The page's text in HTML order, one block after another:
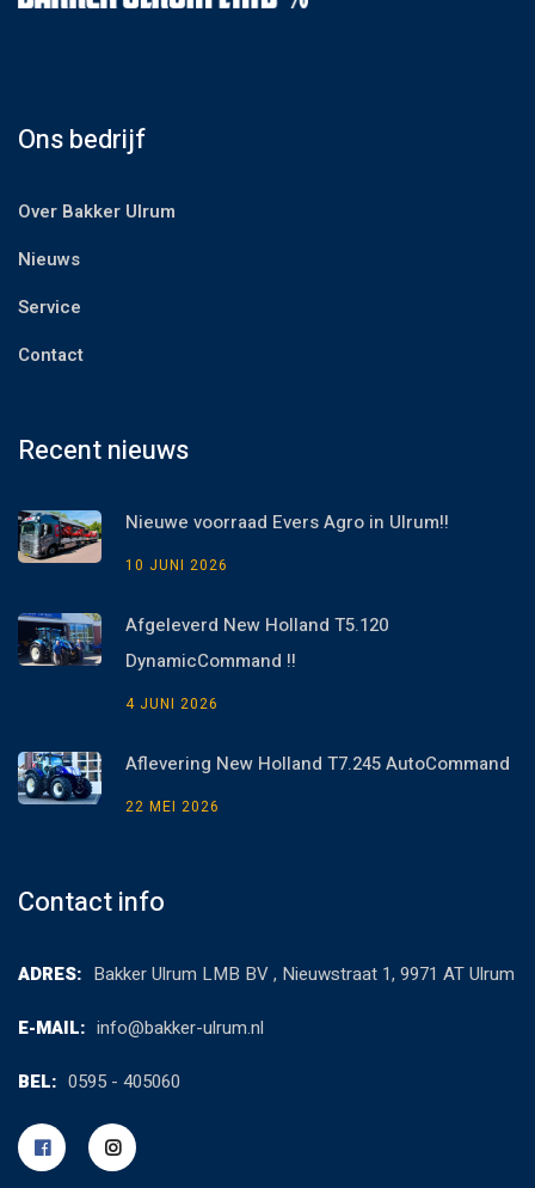
Ons bedrijf
Over Bakker Ulrum
Nieuws
Service
Contact
Recent nieuws
Nieuwe voorraad Evers Agro in Ulrum!!
10 JUNI 2026
Afgeleverd New Holland T5.120
DynamicCommand !!
4 JUNI 2026
Aflevering New Holland T7.245 AutoCommand
22 MEI 2026
Contact info
ADRES: Bakker Ulrum LMB BV , Nieuwstraat 1, 9971 AT Ulrum
E-MAIL: info@bakker-ulrum.nl
BEL: 0595 - 405060